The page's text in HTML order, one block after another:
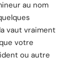
au nom
vaut vraiment
votre
ou autre